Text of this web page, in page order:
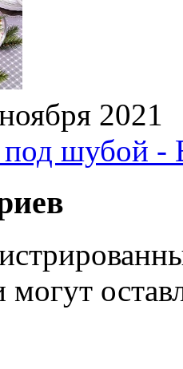
2021
шубой -
могут